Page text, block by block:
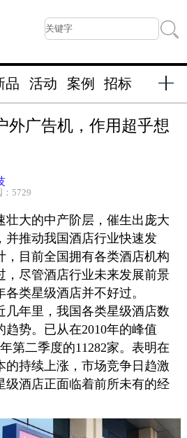
品 活动 案例 招标
外广告机，作用超乎想
技
：5729
壮大的中产阶层，催生出庞大
并推动我国酒店行业快速发
，目前全国拥有各类酒店机构
，尽管酒店行业未来发展前景
类星级酒店并不好过。
几年里，我国各类星级酒店数
势。已从在2010年的峰值
第二季度的11282家。表明在
的持续上涨，市场竞争日趋激
级酒店正面临着前所未有的经